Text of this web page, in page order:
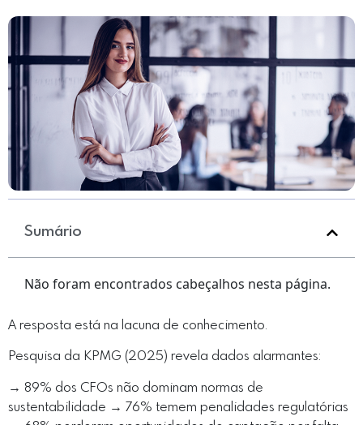
Sumário
Não foram encontrados cabeçalhos nesta página.
A resposta está na lacuna de conhecimento.
Pesquisa da KPMG (2025) revela dados alarmantes:
→ 89% dos CFOs não dominam normas de
sustentabilidade → 76% temem penalidades regulatórias